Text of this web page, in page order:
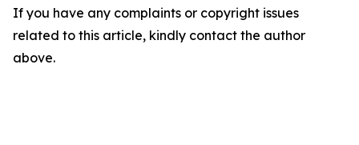
If you have any complaints or copyright issues
related to this article, kindly contact the author
above.